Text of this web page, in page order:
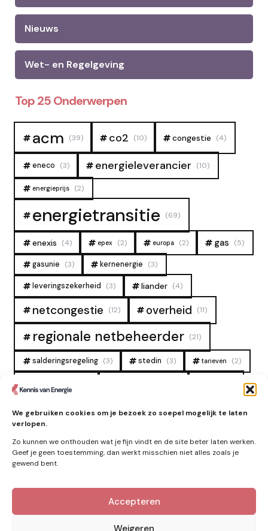
We gebruiken cookies om je bezoek zo soepel mogelijk te laten
verlopen.
Zo kunnen we onthouden wat je fijn vindt en de site beter laten werken.
Geef je geen toestemming, dan werkt misschien niet alles zoals je
gewend bent.
Accepteren
Weigeren
Nieuws
Wet- en Regelgeving
Top 25 Onderwerpen
acm (39) co2 (10) congestie (4)
eneco (3) energieleverancier (10)
energieprijs (2)
energietransitie (69)
enexis (4) epex (2) europa (2) gas (5)
gasunie (3) kernenergie (3)
leveringszekerheid (3) liander (4)
netcongestie (12) overheid (11)
regionale netbeheerder (21)
salderingsregeling (3) stedin (3) tarieven (2)
tennet
zonne-energie (9)
Kennis van Energie in je mailbox?
Abonner op nieuwe artikelen.